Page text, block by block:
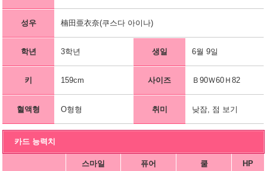
성우 楠田亜衣奈(쿠스다 아이나)
학년 3학년 생일 6월 9일
키 159cm 사이즈 Ｂ90Ｗ60Ｈ82
혈액형 O형형 취미 낮잠, 점 보기
카드 능력치
스마일 퓨어 쿨 HP